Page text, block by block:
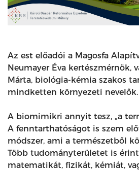
Az est előadói a Magosfa
Neumayer Éva kertészmérnök,
Márta, biológia-kémia szakos
mindketten környezeti nevelők.
A biomimikri annyit tesz, „a
A fenntarthatóságot is szem
módszer, ami a természetből
Több tudományterületet is
matematikát, fizikát, kémiát,